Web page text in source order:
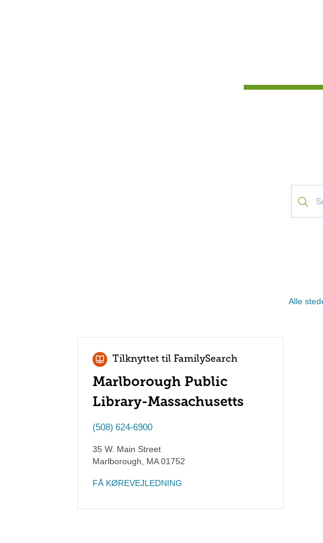
Alle
Tilknyttet til FamilySearch
Marlborough Public
Library-Massachusetts
(508) 624-6900
35 W. Main Street
Marlborough
MA01752
FÅ KØREVEJLEDNING